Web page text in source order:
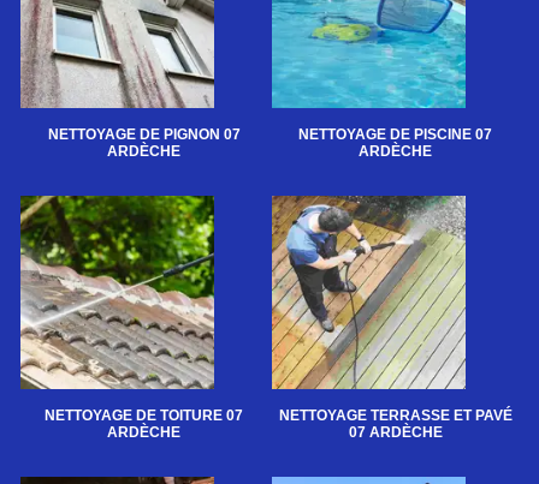
NETTOYAGE DE PIGNON 07
ARDÈCHE
NETTOYAGE DE PISCINE 07
ARDÈCHE
NETTOYAGE DE TOITURE 07
ARDÈCHE
NETTOYAGE TERRASSE ET PAVÉ
07 ARDÈCHE